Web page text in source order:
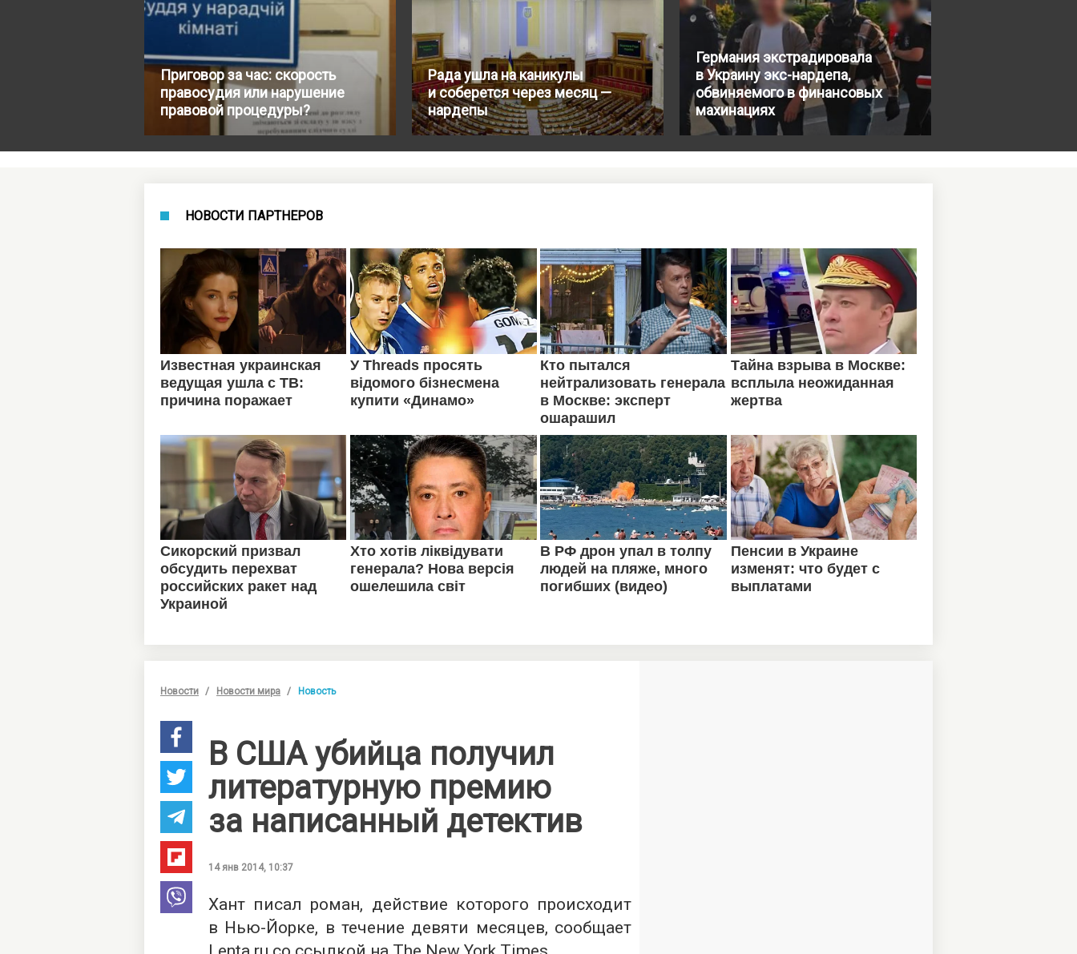
Приговор за час: скорость
правосудия или нарушение
правовой процедуры?
Рада ушла на каникулы
и соберется через месяц —
нардепы
Германия экстрадировала
в Украину экс-нардепа,
обвиняемого в финансовых
махинациях
НОВОСТИ ПАРТНЕРОВ
Новости Новости мира Новость
В США убийца получил
литературную премию
за написанный детектив
14 янв 2014, 10:37
Хант писал роман, действие которого происходит
в Нью-Йорке, в течение девяти месяцев, сообщает